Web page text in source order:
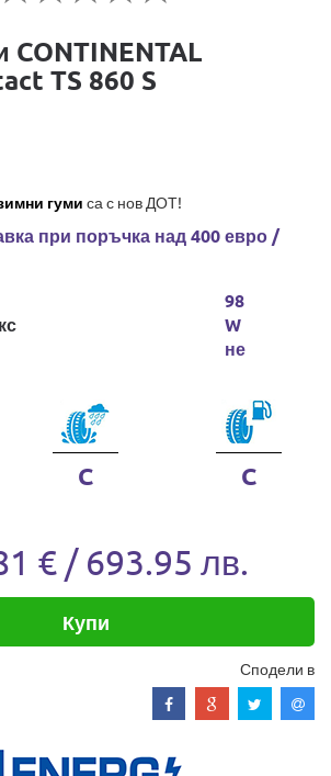
TS 860 S
гуми са с нов ДОТ!
при поръчка над 400 евро /
98
W
не
C C
€ / 693.95 лв.
Купи
Сподели в